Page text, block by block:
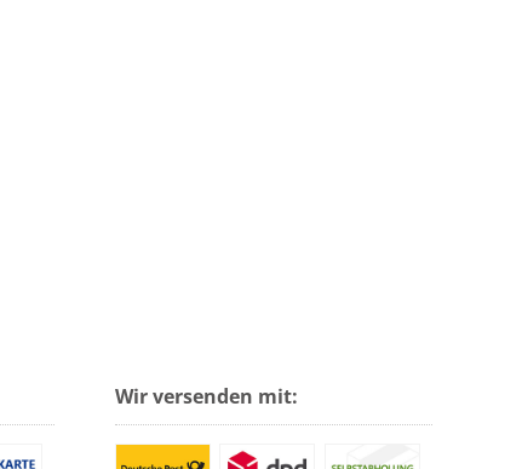
Wir versenden mit: